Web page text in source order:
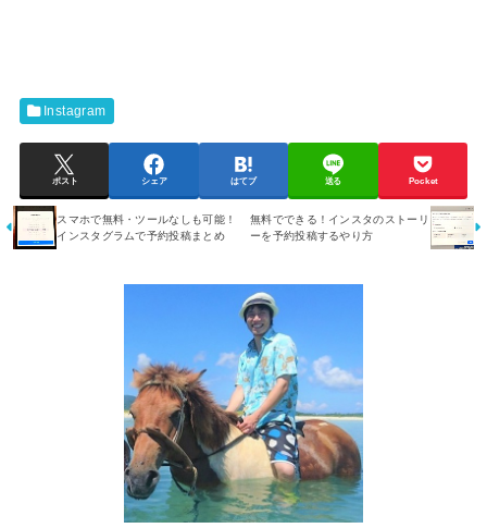
Instagram
ポスト シェア はてブ 送る Pocket
スマホで無料・ツールなしも可能！
インスタグラムで予約投稿まとめ
無料でできる！インスタのストーリ
ーを予約投稿するやり方